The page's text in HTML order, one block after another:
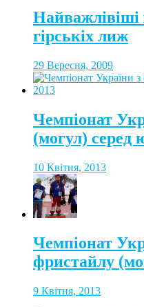
гірськіх лиж
29 Вересня, 2009
Чемпіонат
(могул) серед
10 Квітня, 2013
Чемпіонат
фристайлу
9 Квітня, 2013